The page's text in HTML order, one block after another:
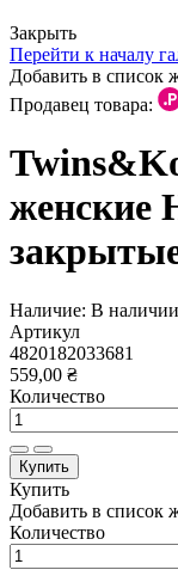
Закрыть
Перейти к началу
Добавить в список
Продавец товара:
женские
Наличие: В наличии
Артикул
4820182033681
559,00 ₴
Количество
Купить
Купить
Добавить в список
Количество